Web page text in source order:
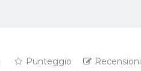
Punteggio Recensioni